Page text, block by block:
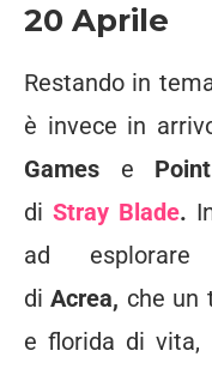
20 Aprile
Restando in
è invece in
Games e
diStray Blade.
ad
diAcrea, che un
e florida di vita,